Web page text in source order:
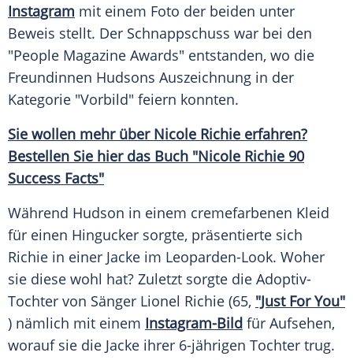
Instagram mit einem Foto der beiden unter
Beweis stellt. Der Schnappschuss war bei den
"People Magazine Awards" entstanden, wo die
Freundinnen Hudsons Auszeichnung in der
Kategorie "Vorbild" feiern konnten.
Sie wollen mehr über Nicole Richie erfahren?
Bestellen Sie hier das Buch "Nicole Richie 90
Success Facts"
Während Hudson in einem cremefarbenen Kleid
für einen Hingucker sorgte, präsentierte sich
Richie in einer Jacke im Leoparden-Look. Woher
sie diese wohl hat? Zuletzt sorgte die Adoptiv-
Tochter von Sänger Lionel Richie (65, "Just For You"
) nämlich mit einem Instagram-Bild für Aufsehen,
worauf sie die Jacke ihrer 6-jährigen Tochter trug.